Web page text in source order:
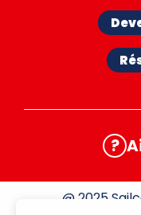
?
@ 2025